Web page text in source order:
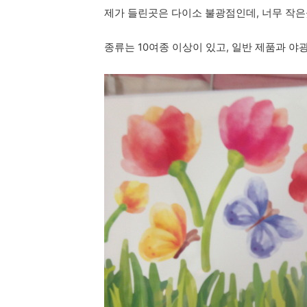
제가 들린곳은 다이소 불광점인데, 너무 작
종류는 10여종 이상이 있고, 일반 제품과 야